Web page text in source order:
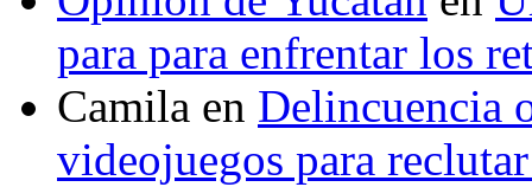
para para enfrentar los
Camila en Delincuencia
videojuegos para